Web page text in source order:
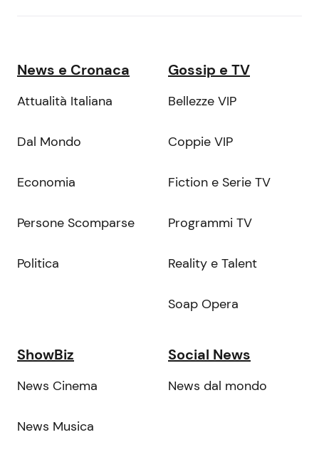
News e Cronaca
Attualità Italiana
Dal Mondo
Economia
Persone Scomparse
Politica
Gossip e TV
Bellezze VIP
Coppie VIP
Fiction e Serie TV
Programmi TV
Reality e Talent
Soap Opera
ShowBiz
News Cinema
News Musica
Social News
News dal mondo